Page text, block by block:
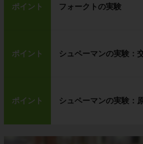
ポイント フォークトの実験
ポイント シュペーマンの実験：
ポイント シュペーマンの実験：